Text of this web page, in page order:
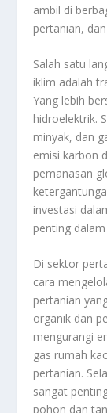
ambil di
pertanian,
Salah satu
iklim adalah
Yang lebih
hidroelektrik.
minyak, dan
emisi karbon
pemanasan
investasi
penting
Di sektor
cara
pertanian
organik dan
mengurangi
gas rumah
pertanian.
sangat
pohon dan